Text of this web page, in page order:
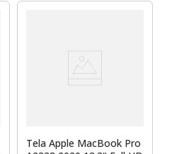
Tela Apple MacBook Pro